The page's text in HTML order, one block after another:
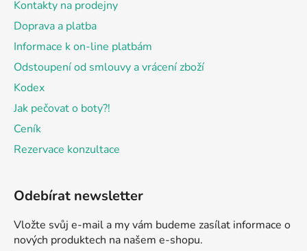
Kontakty na prodejny
Doprava a platba
Informace k on-line platbám
Odstoupení od smlouvy a vrácení zboží
Kodex
Jak pečovat o boty?!
Ceník
Rezervace konzultace
Odebírat newsletter
Vložte svůj e-mail a my vám budeme zasílat informace o
nových produktech na našem e-shopu.